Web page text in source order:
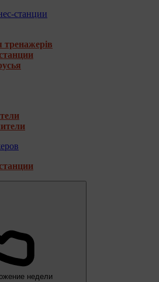
станции
тренажерів
недели